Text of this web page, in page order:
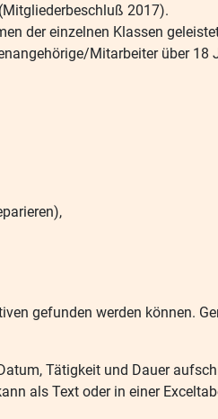
2017).
der einzelnen Klassen
Mitarbeiter über 18
gefunden werden können.
Tätigkeit und Dauer
als Text oder in einer